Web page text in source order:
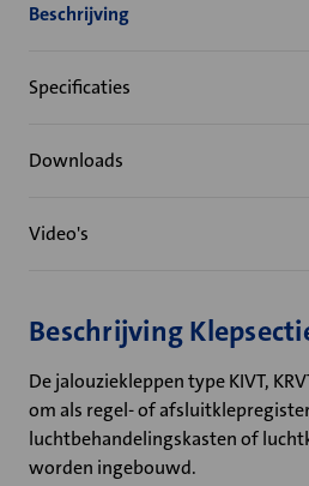
Beschrijving
Specificaties
Downloads
Video's
Beschrijving
De jalouziekleppen type KIVT,
om als regel- of
luchtbehandelingskasten of
worden ingebouwd.